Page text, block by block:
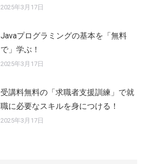
2025年3月17日
Javaプログラミングの基本を「無料
で」学ぶ！
2025年3月17日
受講料無料の「求職者支援訓練」で就
職に必要なスキルを身につける！
2025年3月17日